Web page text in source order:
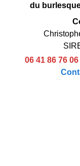
du
06 41 86 76 06|